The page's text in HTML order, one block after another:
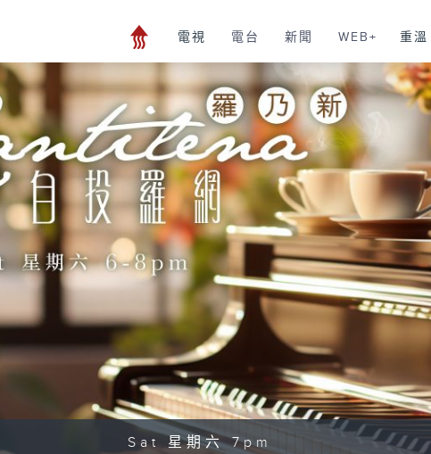
電視 電台 新聞 WEB+ 重溫
Sat 星期六 7pm